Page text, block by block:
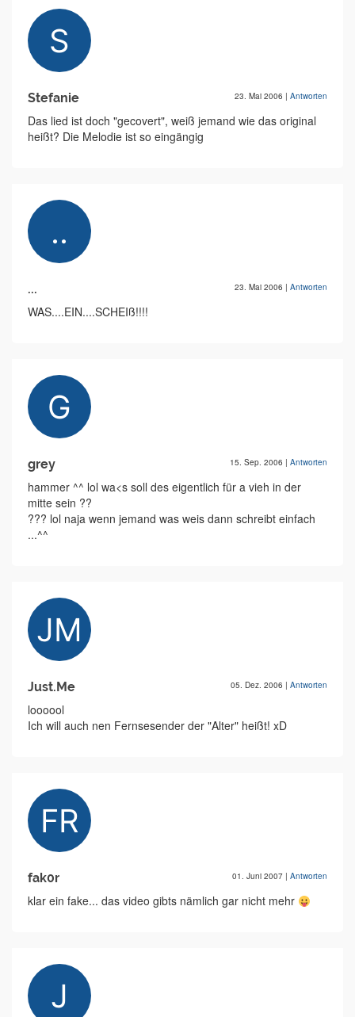
Stefanie 23. Mai 2006 | Antworten
Das lied ist doch "gecovert", weiß jemand wie das original
heißt? Die Melodie ist so eingängig
... 23. Mai 2006 | Antworten
WAS....EIN....SCHEIß!!!!
grey 15. Sep. 2006 | Antworten
hammer ^^ lol wa<s soll des eigentlich für a vieh in der
mitte sein ??
??? lol naja wenn jemand was weis dann schreibt einfach
...^^
Just.Me 05. Dez. 2006 | Antworten
loooool
Ich will auch nen Fernsesender der "Alter" heißt! xD
fak0r 01. Juni 2007 | Antworten
klar ein fake... das video gibts nämlich gar nicht mehr